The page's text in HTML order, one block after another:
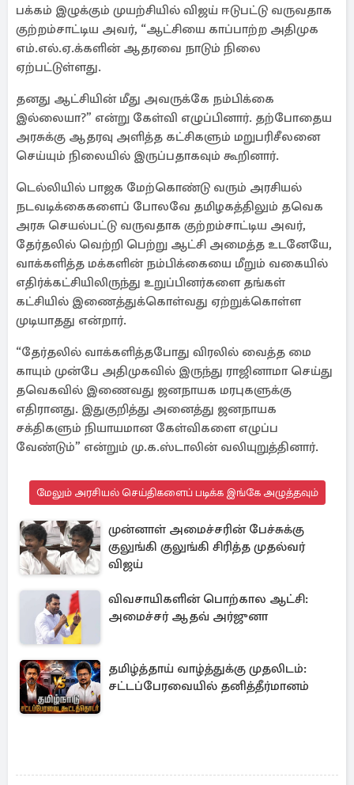
பக்கம் இழுக்கும் முயற்சியில் விஜய் ஈடுபட்டு வருவதாக
குற்றம்சாட்டிய அவர், “ஆட்சியை காப்பாற்ற அதிமுக
எம்.எல்.ஏ.க்களின் ஆதரவை நாடும் நிலை
ஏற்பட்டுள்ளது.
தனது ஆட்சியின் மீது அவருக்கே நம்பிக்கை
இல்லையா?” என்று கேள்வி எழுப்பினார். தற்போதைய
அரசுக்கு ஆதரவு அளித்த கட்சிகளும் மறுபரிசீலனை
செய்யும் நிலையில் இருப்பதாகவும் கூறினார்.
டெல்லியில் பாஜக மேற்கொண்டு வரும் அரசியல்
நடவடிக்கைகளைப் போலவே தமிழகத்திலும் தவெக
அரசு செயல்பட்டு வருவதாக குற்றம்சாட்டிய அவர்,
தேர்தலில் வெற்றி பெற்று ஆட்சி அமைத்த உடனேயே,
வாக்களித்த மக்களின் நம்பிக்கையை மீறும் வகையில்
எதிர்க்கட்சியிலிருந்து உறுப்பினர்களை தங்கள்
கட்சியில் இணைத்துக்கொள்வது ஏற்றுக்கொள்ள
முடியாதது என்றார்.
“தேர்தலில் வாக்களித்தபோது விரலில் வைத்த மை
காயும் முன்பே அதிமுகவில் இருந்து ராஜினாமா செய்து
தவெகவில் இணைவது ஜனநாயக மரபுகளுக்கு
எதிரானது. இதுகுறித்து அனைத்து ஜனநாயக
சக்திகளும் நியாயமான கேள்விகளை எழுப்ப
வேண்டும்” என்றும் மு.க.ஸ்டாலின் வலியுறுத்தினார்.
மேலும் அரசியல் செய்திகளைப் படிக்க இங்கே அழுத்தவும்
முன்னாள் அமைச்சரின் பேச்சுக்கு
குலுங்கி குலுங்கி சிரித்த முதல்வர்
விஜய்
விவசாயிகளின் பொற்கால ஆட்சி:
அமைச்சர் ஆதவ் அர்ஜுனா
தமிழ்த்தாய் வாழ்த்துக்கு முதலிடம்:
சட்டப்பேரவையில் தனித்தீர்மானம்